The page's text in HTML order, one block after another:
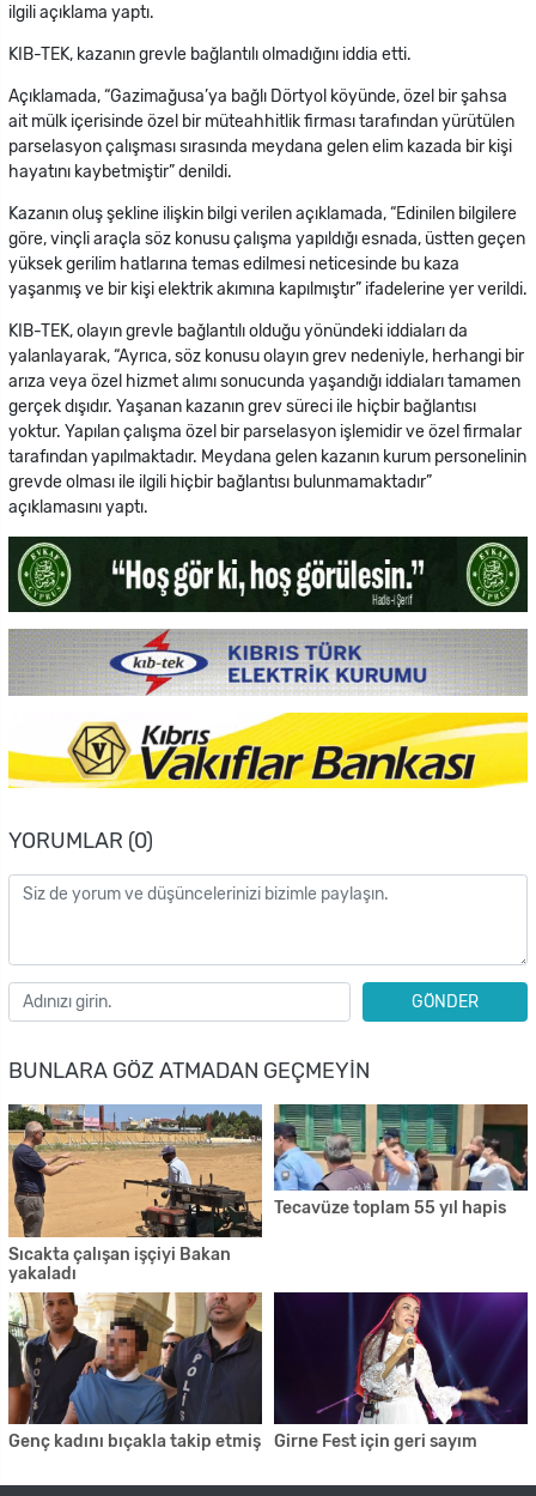
ilgili açıklama yaptı.
KIB-TEK, kazanın grevle bağlantılı olmadığını iddia etti.
Açıklamada, “Gazimağusa’ya bağlı Dörtyol köyünde, özel bir şahsa
ait mülk içerisinde özel bir müteahhitlik firması tarafından yürütülen
parselasyon çalışması sırasında meydana gelen elim kazada bir kişi
hayatını kaybetmiştir” denildi.
Kazanın oluş şekline ilişkin bilgi verilen açıklamada, “Edinilen bilgilere
göre, vinçli araçla söz konusu çalışma yapıldığı esnada, üstten geçen
yüksek gerilim hatlarına temas edilmesi neticesinde bu kaza
yaşanmış ve bir kişi elektrik akımına kapılmıştır” ifadelerine yer verildi.
KIB-TEK, olayın grevle bağlantılı olduğu yönündeki iddiaları da
yalanlayarak, “Ayrıca, söz konusu olayın grev nedeniyle, herhangi bir
arıza veya özel hizmet alımı sonucunda yaşandığı iddiaları tamamen
gerçek dışıdır. Yaşanan kazanın grev süreci ile hiçbir bağlantısı
yoktur. Yapılan çalışma özel bir parselasyon işlemidir ve özel firmalar
tarafından yapılmaktadır. Meydana gelen kazanın kurum personelinin
grevde olması ile ilgili hiçbir bağlantısı bulunmamaktadır”
açıklamasını yaptı.
YORUMLAR (0)
GÖNDER
BUNLARA GÖZ ATMADAN GEÇMEYIN
Sıcakta çalışan işçiyi Bakan
yakaladı
Tecavüze toplam 55 yıl hapis
Genç kadını bıçakla takip etmiş Girne Fest için geri sayım